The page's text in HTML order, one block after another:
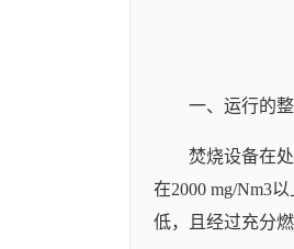
一、运行的
焚烧设备在
在2000 mg/Nm3
低，且经过充分